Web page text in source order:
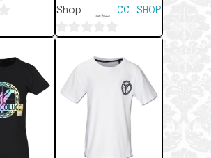
Shop: CC SHOP